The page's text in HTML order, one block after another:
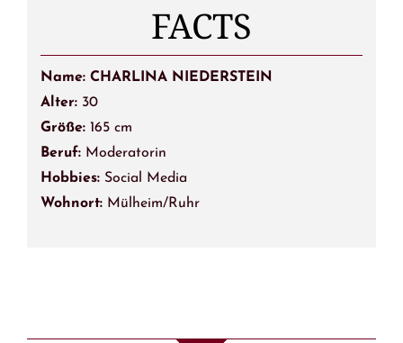
FACTS
Name: CHARLINA NIEDERSTEIN
Alter: 30
Größe: 165 cm
Beruf: Moderatorin
Hobbies: Social Media
Wohnort:Mülheim/Ruhr